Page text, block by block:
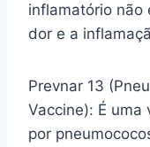
inflamatório não
dor e a
Prevnar 13
Vaccine): É uma
por